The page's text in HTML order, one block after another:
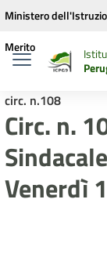
Vai ai contenuti
Vai al menu di
Vai al footer
Ministero
Merito
circ. n.108
Circ. n.
Venerdì